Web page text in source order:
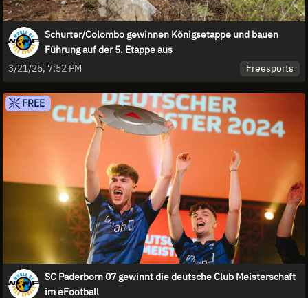
Schurter/Colombo gewinnen Königsetappe und bauen
Führung auf der 5. Etappe aus
3/21/25, 7:52 PM
Freesports
FREE
SC Paderborn 07 gewinnt die deutsche Club Meisterschaft
im eFootball